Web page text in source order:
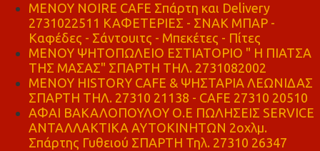
MENOY NOIRE CAFE Σπάρτη και Delivery
2731022511 ΚΑΦΕΤΕΡΙΕΣ - ΣΝΑΚ ΜΠΑΡ -
Καφέδες - Σάντουιτς - Μπεκέτες - Πίτες
ΜΕΝΟΥ ΨΗΤΟΠΩΛΕΙΟ ΕΣΤΙΑΤΟΡΙΟ " Η ΠΙΑΤΣΑ
ΤΗΣ ΜΑΣΑΣ" ΣΠΑΡΤΗ ΤΗΛ. 2731082002
ΜΕΝΟΥ HISTORY CAFE & ΨΗΣΤΑΡΙΑ ΛΕΩΝΙΔΑΣ
ΣΠΑΡΤΗ ΤΗΛ. 27310 21138 - CAFE 27310 20510
ΑΦΑΙ ΒΑΚΑΛΟΠΟΥΛΟΥ Ο.Ε ΠΩΛΗΣΕΙΣ SERVICE
ΑΝΤΑΛΛΑΚΤΙΚΑ ΑΥΤΟΚΙΝΗΤΩΝ 2οχλμ.
Σπάρτης Γυθειού ΣΠΑΡΤΗ Τηλ. 27310 26347